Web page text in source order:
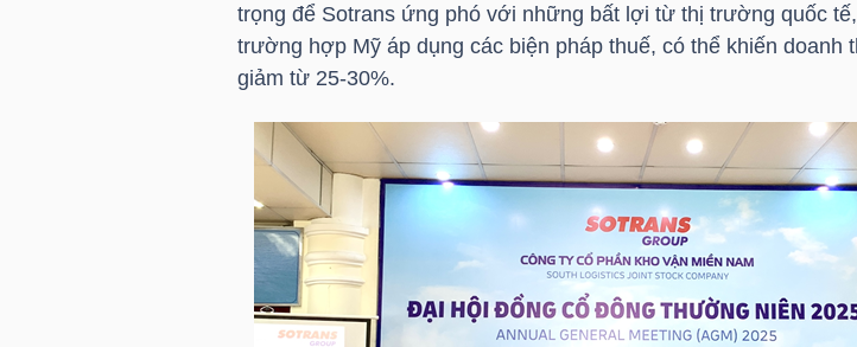
trọng để Sotrans ứng phó với những bất lợi từ thị trường quốc
trường hợp Mỹ áp dụng các biện pháp thuế, có thể khiến doanh
giảm từ 25-30%.